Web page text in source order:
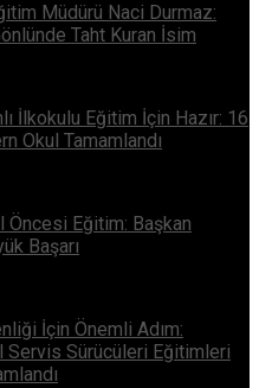
Müdürü Naci Durmaz:
Taht Kuran İsim
İlkokulu Eğitim İçin Hazır: 16
Okul Tamamlandı
Öncesi Eğitim: Başkan
Başarı
İçin Önemli Adım:
Servis Sürücüleri Eğitimleri